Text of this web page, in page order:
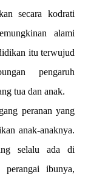
secara kodrati
alami
itu terwujud
pengaruh
tua dan anak.
peranan yang
anak-anaknya.
selalu ada di
ibunya,